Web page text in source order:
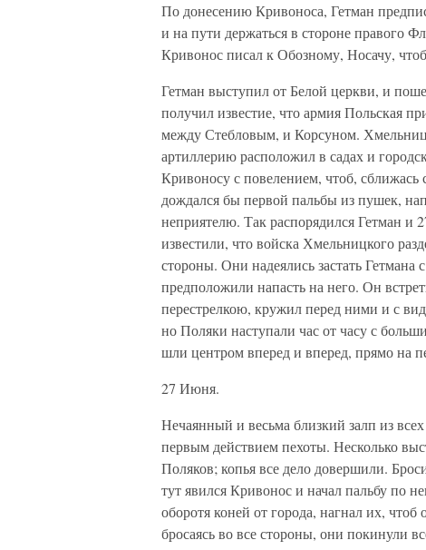
По донесению Кривоноса, Гетман
и на пути держаться в стороне правого
Кривонос писал к Обозному, Носачу,
Гетман выступил от Белой церкви, и
получил известие, что армия Польская
между Стебловым, и Корсуном.
артиллерию расположил в садах и
Кривоносу с повелением, чтоб,
дождался бы первой пальбы из пушек,
неприятелю. Так распорядился Гетман
известили, что войска Хмельницкого
стороны. Они надеялись застать
предположили напасть на него. Он
перестрелкою, кружил перед ними и с
но Поляки наступали час от часу с
шли центром вперед и вперед, прямо на
27 Июня.
Нечаянный и весьма близкий залп из
первым действием пехоты. Несколько
Поляков; копья все дело довершили.
тут явился Кривонос и начал пальбу по
оборотя коней от города, нагнал их, чтоб
бросаясь во все стороны, они покинули